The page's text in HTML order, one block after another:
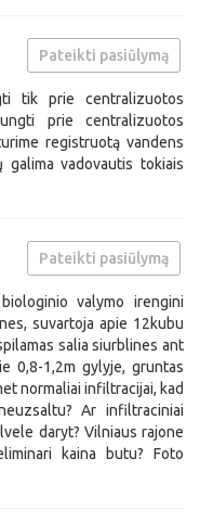
Pateikti pasiūlymą
tik prie centralizuotos
prie centralizuotos
registruotą vandens
vadovautis tokiais
Pateikti pasiūlymą
valymo irengini
suvartoja apie 12kubu
salia siurblines ant
0,8-1,2m gylyje, gruntas
normaliai infiltracijai, kad
Ar infiltraciniai
daryt? Vilniaus rajone
kaina butu? Foto